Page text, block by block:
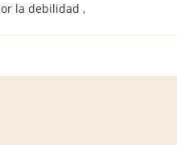
la debilidad ,